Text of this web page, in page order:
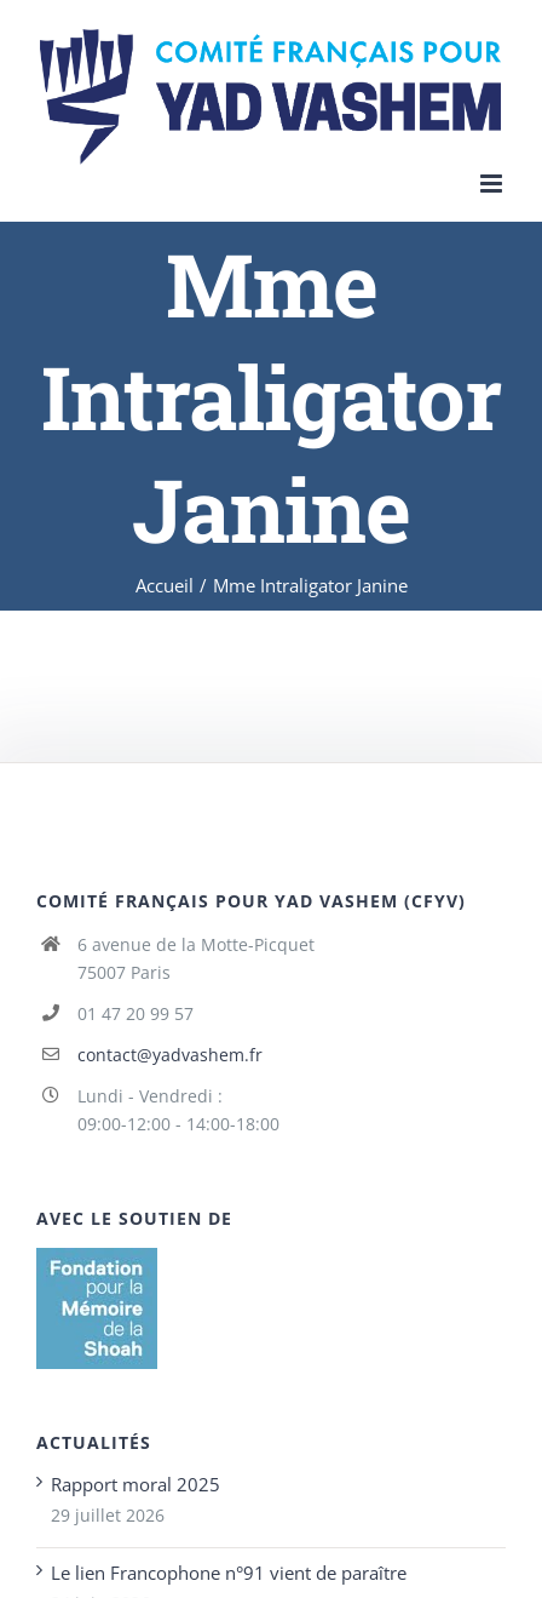
content
Mme
Intraligator
Janine
Accueil / Mme Intraligator Janine
COMITÉ FRANÇAIS POUR YAD VASHEM (CFYV)
6 avenue de la Motte-Picquet
75007 Paris
01 47 20 99 57
contact@yadvashem.fr
Lundi - Vendredi :
09:00-12:00 - 14:00-18:00
AVEC LE SOUTIEN DE
ACTUALITÉS
Rapport moral 2025
29 juillet 2026
Le lien Francophone n°91 vient de paraître